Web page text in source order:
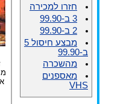
חזרו למכירה
3 ב-99.90
2 ב-99.90
מבצע חיסול 5
ב-99.90
מהשכרה
מאספנים
VHS